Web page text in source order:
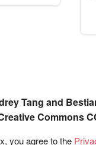
Tang and
Commons
you agree to the